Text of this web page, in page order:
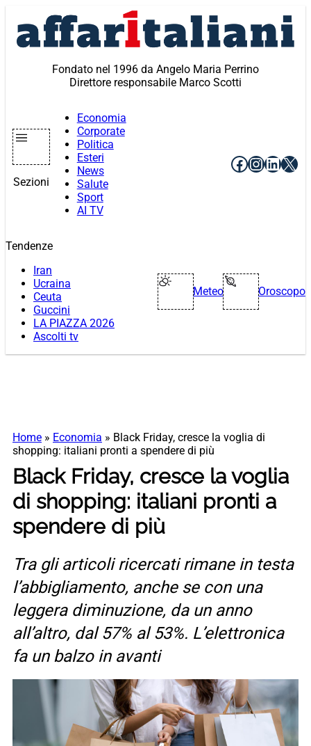
contenuto
Fondato nel 1996 da Angelo Maria Perrino
Direttore responsabile Marco Scotti
Sezioni
Economia
Corporate
Politica
Esteri
News
Salute
Sport
AI TV
Facebook
X
Tendenze
Iran
Ucraina
Ceuta
Guccini
LA PIAZZA 2026
Ascolti tv
Meteo Oroscopo
Home » Economia » Black Friday, cresce la voglia di
shopping: italiani pronti a spendere di più
Black Friday, cresce la voglia
di shopping: italiani pronti a
spendere di più
Tra gli articoli ricercati rimane in testa
l’abbigliamento, anche se con una
leggera diminuzione, da un anno
all’altro, dal 57% al 53%. L’elettronica
fa un balzo in avanti